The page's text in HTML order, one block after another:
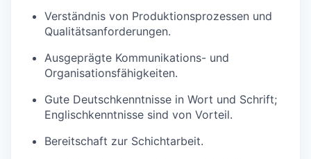
Verständnis von Produktionsprozessen und
Qualitätsanforderungen.
Ausgeprägte Kommunikations- und
Organisationsfähigkeiten.
Gute Deutschkenntnisse in Wort und Schrift;
Englischkenntnisse sind von Vorteil.
Bereitschaft zur Schichtarbeit.